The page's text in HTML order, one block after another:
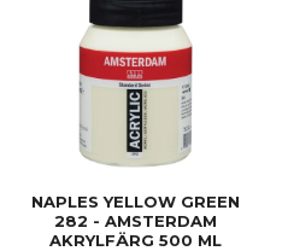
NAPLES YELLOW GREEN
282 - AMSTERDAM
AKRYLFÄRG 500 ML